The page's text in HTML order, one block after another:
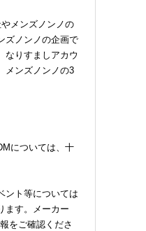
メンズノンノの
ズノンノの企画で
なりすましアカウ
メンズノンノの3
については、十
ント等については
ます。メーカー
をご確認くださ